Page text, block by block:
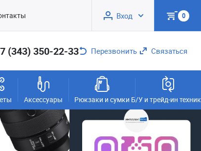
Вход 0
(343) 350-22-33 Перезвонить Связаться
Аксессуары Рюкзаки и сумки Б/У и трейд-ин